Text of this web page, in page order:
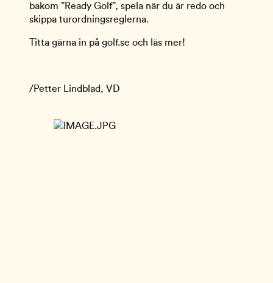
bakom ”Ready Golf”, spela när du är redo och
skippa turordningsreglerna.
Titta gärna in på golf.se och läs mer!
/Petter Lindblad, VD